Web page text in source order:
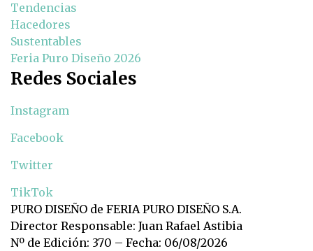
Tendencias
Hacedores
Sustentables
Feria Puro Diseño 2026
Redes Sociales
Instagram
Facebook
Twitter
TikTok
PURO DISEÑO de FERIA PURO DISEÑO S.A.
Director Responsable: Juan Rafael Astibia
Nº de Edición: 370 – Fecha: 06/08/2026